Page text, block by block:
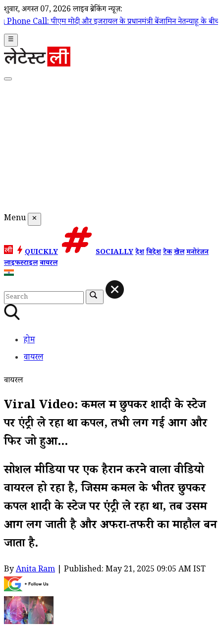
शुक्रवार, अगस्त 07, 2026 लाइव ब्रेकिंग न्यूज़:
और इजरायल के प्रधानमंत्री बेंजामिन नेतन्याहू के बीच फोन पर हुई बातचीत,
☰
Menu ✕
QUICKLY SOCIALLYदेशविदेशटेकखेलमनोरंजन
लाइफस्टाइलवायरल
होम
वायरल
वायरल
Viral Video: कमल में छुपकर शादी के स्टेज
पर एंट्री ले रहा था कपल, तभी लग गई आग और
फिर जो हुआ...
सोशल मीडिया पर एक हैरान करने वाला वीडियो
वायरल हो रहा है, जिसमें कमल के भीतर छुपकर
कपल शादी के स्टेज पर एंट्री ले रहा था, तब उसमें
आग लग जाती है और अफरा-तफरी का माहौल बन
जाता है.
ByAnita Ram | Published: May 21, 2025 09:05 AM IST